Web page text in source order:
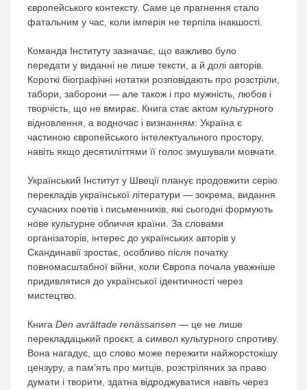
європейського контексту. Саме це прагнення стало
фатальним у час, коли імперія не терпіла інакшості.
Команда Інституту зазначає, що важливо було
передати у виданні не лише тексти, а й долі авторів.
Короткі біографічні нотатки розповідають про розстріли,
табори, заборони — але також і про мужність, любов і
творчість, що не вмирає. Книга стає актом культурного
відновлення, а водночас і визнанням: Україна є
частиною європейського інтелектуального простору,
навіть якщо десятиліттями її голос змушували мовчати.
Український Інститут у Швеції планує продовжити серію
перекладів української літератури — зокрема, видання
сучасних поетів і письменників, які сьогодні формують
нове культурне обличчя країни. За словами
організаторів, інтерес до українських авторів у
Скандинавії зростає, особливо після початку
повномасштабної війни, коли Європа почала уважніше
придивлятися до української ідентичності через
мистецтво.
Книга Den avrättade renässansen — це не лише
перекладацький проєкт, а символ культурного спротиву.
Вона нагадує, що слово може пережити найжорстокішу
цензуру, а пам’ять про митців, розстріляних за право
думати і творити, здатна відроджуватися навіть через